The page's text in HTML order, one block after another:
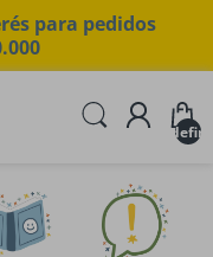
para pedidos